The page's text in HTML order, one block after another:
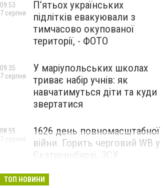
П’ятьох українських
підлітків евакуювали з
тимчасово окупованої
території, - ФОТО
09:53
7 серпня
У маріупольських школах
триває набір учнів: як
навчатимуться діти та куди
звертатися
09:35
7 серпня
1626 день повномасштабної
війни. Горить черговий WB у
Єкатеринбурзі. ЗСУ
Маріуполі
08:55
7 серпня
ТОП НОВИНИ